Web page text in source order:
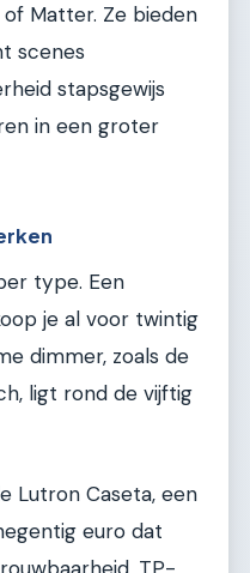
Matter. Ze bieden
scenes
stapsgewijs
in een groter
type. Een
je al voor twintig
dimmer, zoals de
ligt rond de vijftig
Lutron Caseta, een
euro dat